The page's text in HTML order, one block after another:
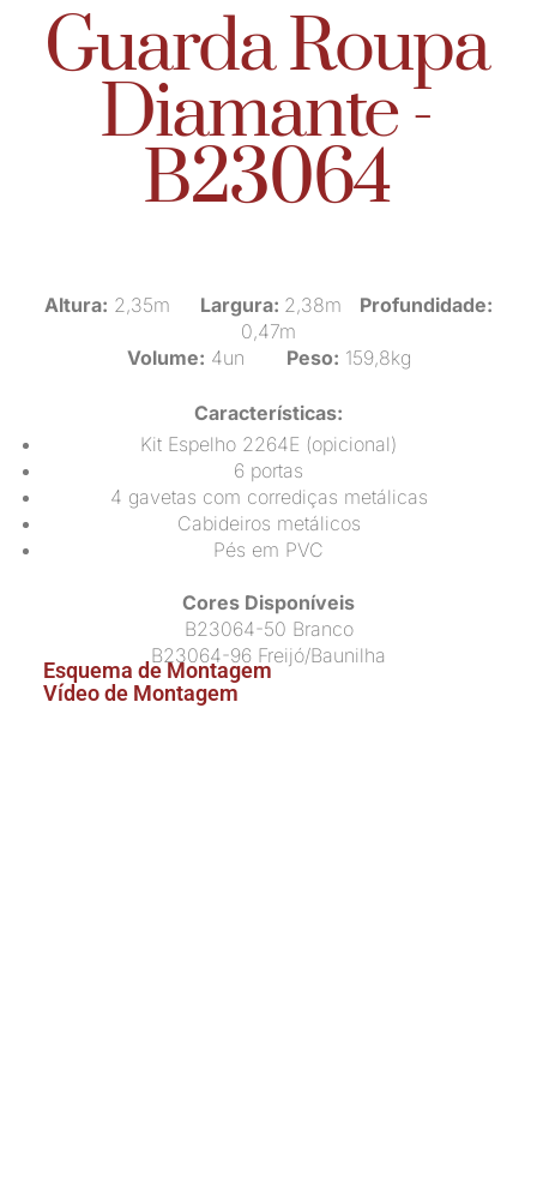
Guarda Roupa
Diamante -
B23064
Altura: 2,35m Largura: 2,38m Profundidade:
0,47m
Volume: 4un Peso: 159,8kg
Características:
Kit Espelho 2264E (opicional)
6 portas
4 gavetas com corrediças metálicas
Cabideiros metálicos
Pés em PVC
Cores Disponíveis
B23064-50 Branco
B23064-96 Freijó/Baunilha
Esquema de Montagem
Vídeo de Montagem